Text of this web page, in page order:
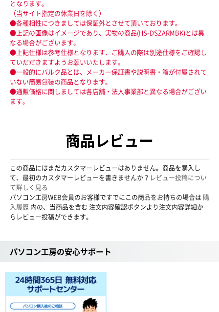
となります。
（当サイト指定の休業日を除く）
●各種相性につきましては保証外とさせて頂いております。
●上記の画像はイメージであり、実物の商品(HS-DSZARMBK)とは異
なる場合がございます。
●上記仕様は参考仕様となります、ご購入の際は別途仕様をご確認し
ていだだきますようお願いいたします。
●一般的にバルク品とは、メーカー保証書や説明書・箱が付属されて
いない簡易包装の商品となります。
●通販価格に関しましては各店舗・法人事業部と異なる場合がござい
ます。
商品レビュー
この商品にはまだカスタマーレビューはありません。商品を購入し
て、最初のカスタマーレビューを書きませんか？ レビュー投稿につい
て詳しく見る
パソコン工房WEB会員のお客様ですでにこの商品をお持ちの場合は 購
入履歴 内の、当商品を含む 注文内容確認ボタンより注文内容詳細か
らレビュー投稿ができます。
パソコン工房の安心サポート